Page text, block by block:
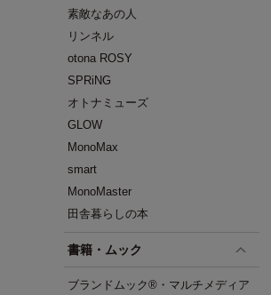
素敵なあの人
リンネル
otona ROSY
SPRiNG
オトナミューズ
GLOW
MonoMax
smart
MonoMaster
田舎暮らしの本
書籍・ムック
ブランドムック®・マルチメディア